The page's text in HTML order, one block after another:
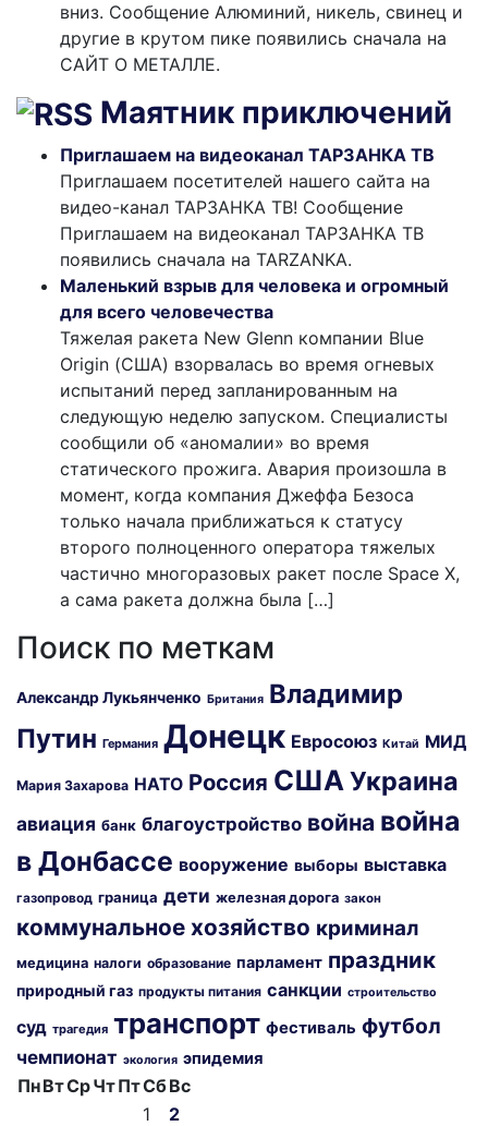
вниз. Сообщение Алюминий, никель, свинец и
другие в крутом пике появились сначала на
САЙТ О МЕТАЛЛЕ.
Маятник приключений
Приглашаем на видеоканал ТАРЗАНКА ТВ
Приглашаем посетителей нашего сайта на
видео-канал ТАРЗАНКА ТВ! Сообщение
Приглашаем на видеоканал ТАРЗАНКА ТВ
появились сначала на TARZANKA.
Маленький взрыв для человека и огромный
для всего человечества
Тяжелая ракета New Glenn компании Blue
Origin (США) взорвалась во время огневых
испытаний перед запланированным на
следующую неделю запуском. Специалисты
сообщили об «аномалии» во время
статического прожига. Авария произошла в
момент, когда компания Джеффа Безоса
только начала приближаться к статусу
второго полноценного оператора тяжелых
частично многоразовых ракет после Space X,
а сама ракета должна была […]
Поиск по меткам
Александр Лукьянченко Британия Владимир
Путин Германия Донецк Евросоюз Китай МИД
Мария Захарова НАТО Россия США Украина
авиация банк благоустройство война война
в Донбассе вооружение выборы выставка
газопровод граница дети железная дорога закон
коммунальное хозяйство криминал
медицина налоги образование парламент праздник
природный газ продукты питания санкции строительство
суд трагедия транспорт фестиваль футбол
чемпионат экология эпидемия
ПнВтСрЧтПтСбВс
1
2